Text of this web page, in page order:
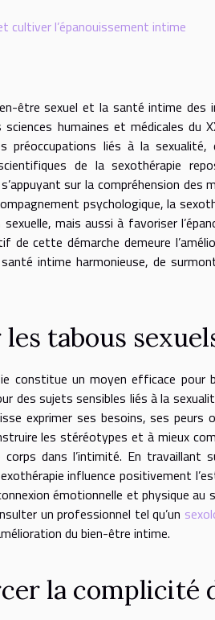
cultiver l’épanouissement intime
être sexuel et la santé intime des
sciences humaines et médicales
préoccupations liés à la sexualité,
de la sexothérapie
sur la compréhension
psychologique, la
mais aussi à favoriser
de cette démarche demeure
intime harmonieuse, de
les tabous
constitue un moyen efficace
des sujets sensibles liés à la
exprimer ses besoins, ses
les stéréotypes et à mieux
dans l’intimité. En travaillant
influence positivement
émotionnelle et physique au
un professionnel tel qu’un
du bien-être intime.
la complicité